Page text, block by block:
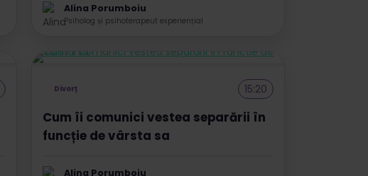
Alina Porumboiu
Psiholog și psihoterapeut experiențial
Divorț 15:20
Cum îi comunici vestea separării în
funcție de vârsta sa
Alina Porumboiu